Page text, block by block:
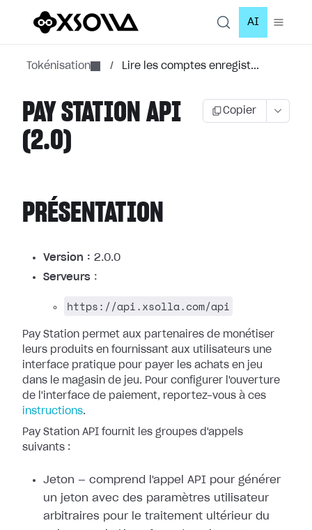
AI
Tokénisation / Lire les comptes enregist...
PAY STATION API
(2.0)
Copier
PRÉSENTATION
Version : 2.0.0
Serveurs :
https://api.xsolla.com/api
Pay Station permet aux partenaires de monétiser
leurs produits en fournissant aux utilisateurs une
interface pratique pour payer les achats en jeu
dans le magasin de jeu. Pour configurer l'ouverture
de l'interface de paiement, reportez-vous à ces
instructions.
Pay Station API fournit les groupes d'appels
suivants :
Jeton — comprend l'appel API pour générer
un jeton avec des paramètres utilisateur
arbitraires pour le traitement ultérieur du